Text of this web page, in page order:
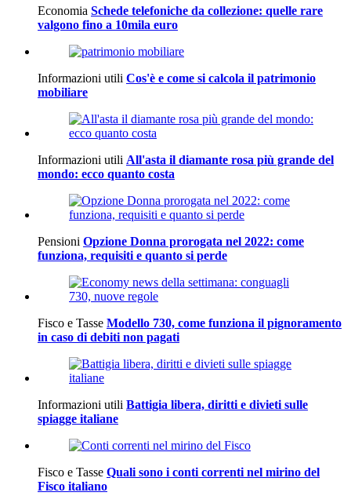
Economia Schede telefoniche da collezione: quelle rare
valgono fino a 10mila euro
Informazioni utili Cos'è e come si calcola il patrimonio
mobiliare
Informazioni utili All'asta il diamante rosa più grande del
mondo: ecco quanto costa
Pensioni Opzione Donna prorogata nel 2022: come
funziona, requisiti e quanto si perde
Fisco e Tasse Modello 730, come funziona il pignoramento
in caso di debiti non pagati
Informazioni utili Battigia libera, diritti e divieti sulle
spiagge italiane
Fisco e Tasse Quali sono i conti correnti nel mirino del
Fisco italiano